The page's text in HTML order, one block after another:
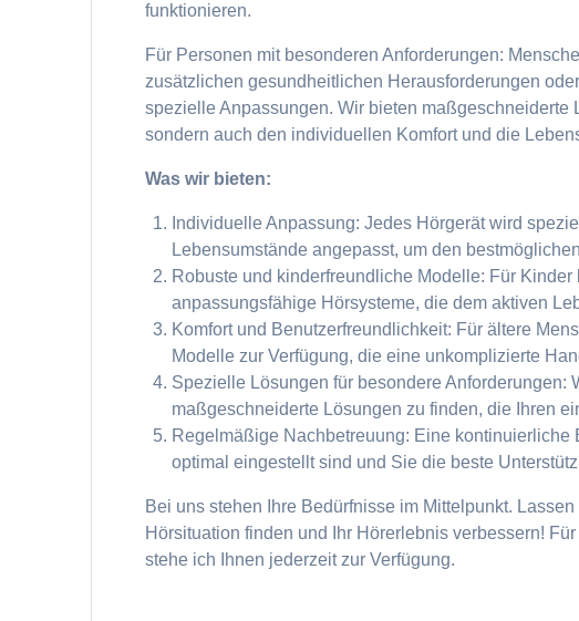
funktionieren.
Für Personen mit besonderen Anforderungen:
zusätzlichen gesundheitlichen Herausforderungen
spezielle Anpassungen. Wir bieten
sondern auch den individuellen Komfort und die
Was wir bieten:
Individuelle Anpassung: Jedes Hörgerät wird
Lebensumstände angepasst, um den
Robuste und kinderfreundliche Modelle: Für
anpassungsfähige Hörsysteme, die dem aktiven
Komfort und Benutzerfreundlichkeit: Für ältere
Modelle zur Verfügung, die eine unkomplizierte
Spezielle Lösungen für besondere Anforderungen:
maßgeschneiderte Lösungen zu finden, die Ihren
Regelmäßige Nachbetreuung: Eine kontinuierliche
optimal eingestellt sind und Sie die beste
Bei uns stehen Ihre Bedürfnisse im Mittelpunkt.
Hörsituation finden und Ihr Hörerlebnis verbessern!
stehe ich Ihnen jederzeit zur Verfügung.